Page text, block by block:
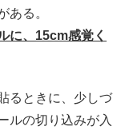
ある。
に、15cm感覚く
るときに、少しづ
ルの切り込みが入